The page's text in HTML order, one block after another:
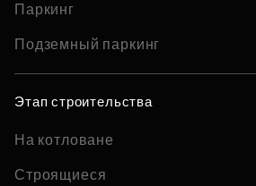
Паркинг
Подземный паркинг
Этап строительства
На котловане
Строящиеся